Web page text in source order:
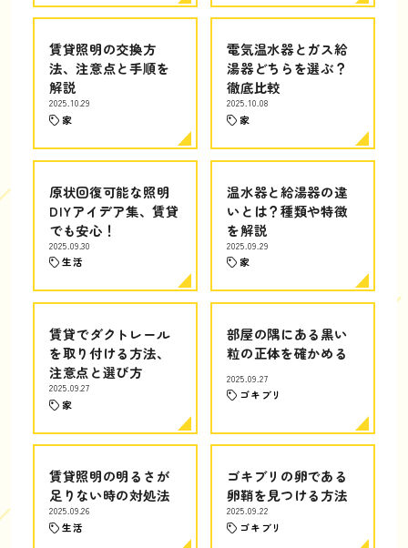
賃貸照明の交換方
法、注意点と手順を
解説
2025.10.29
家
電気温水器とガス給
湯器どちらを選ぶ？
徹底比較
2025.10.08
家
原状回復可能な照明
DIYアイデア集、賃貸
でも安心！
2025.09.30
生活
温水器と給湯器の違
いとは？種類や特徴
を解説
2025.09.29
家
賃貸でダクトレール
を取り付ける方法、
注意点と選び方
2025.09.27
家
部屋の隅にある黒い
粒の正体を確かめる
2025.09.27
ゴキブリ
賃貸照明の明るさが
足りない時の対処法
2025.09.26
生活
ゴキブリの卵である
卵鞘を見つける方法
2025.09.22
ゴキブリ